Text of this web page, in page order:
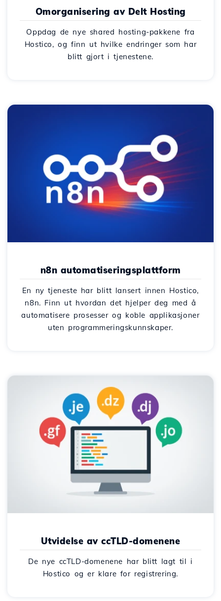
Omorganisering av Delt Hosting
Oppdag de nye shared hosting-pakkene fra
Hostico, og finn ut hvilke endringer som har
blitt gjort i tjenestene.
n8n automatiseringsplattform
En ny tjeneste har blitt lansert innen Hostico,
n8n. Finn ut hvordan det hjelper deg med å
automatisere prosesser og koble applikasjoner
uten programmeringskunnskaper.
Utvidelse av ccTLD-domenene
De nye ccTLD-domenene har blitt lagt til i
Hostico og er klare for registrering.